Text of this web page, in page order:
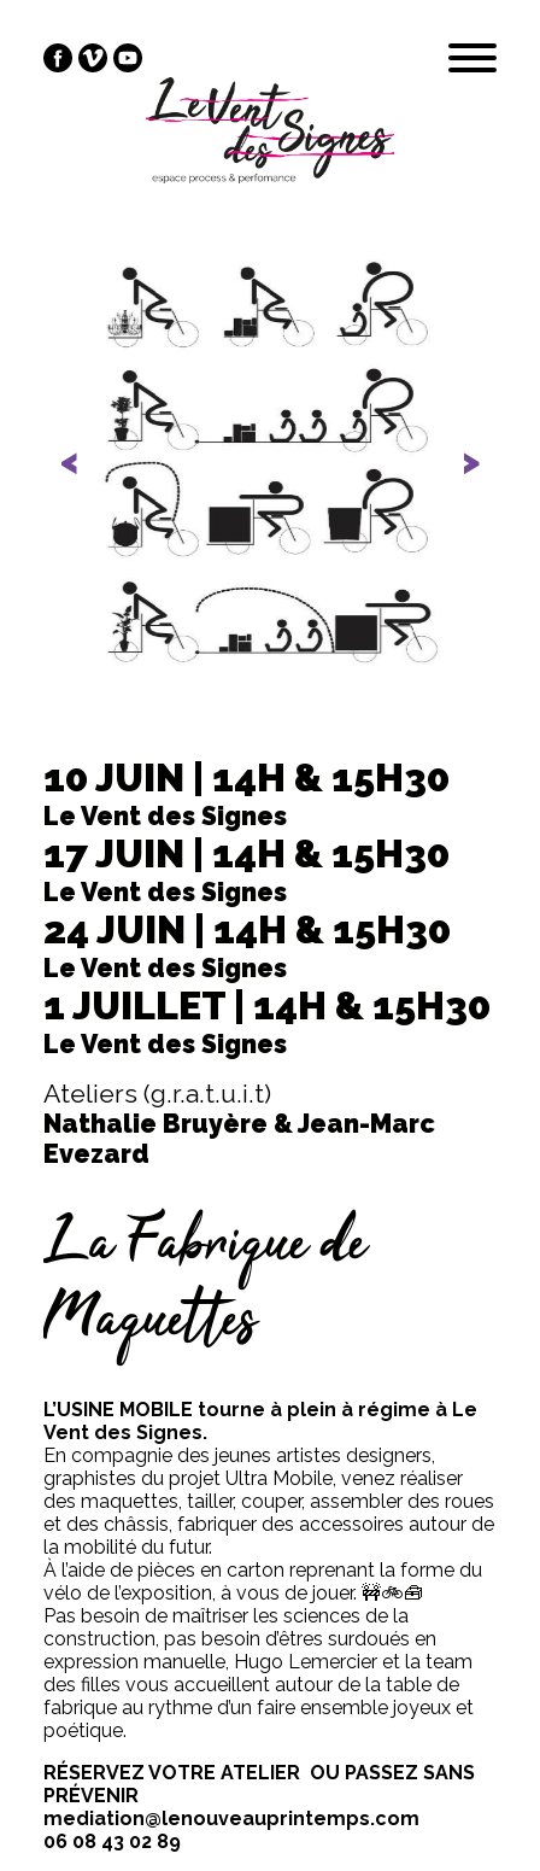
Previous
10 JUIN | 14H & 15H30
Le Vent des Signes
17 JUIN | 14H & 15H30
Le Vent des Signes
24 JUIN | 14H & 15H30
Le Vent des Signes
1 JUILLET | 14H & 15H30
Le Vent des Signes
Ateliers (g.r.a.t.u.i.t)
Nathalie Bruyère & Jean-Marc
Evezard
La Fabrique de
Maquettes
L’USINE MOBILE tourne à plein à régime à Le
Vent des Signes.
En compagnie des jeunes artistes designers,
graphistes du projet Ultra Mobile, venez réaliser
des maquettes, tailler, couper, assembler des roues
et des châssis, fabriquer des accessoires autour de
la mobilité du futur.
À l’aide de pièces en carton reprenant la forme du
vélo de l’exposition, à vous de jouer. 🚧🚲🧰
Pas besoin de maîtriser les sciences de la
construction, pas besoin d’êtres surdoués en
expression manuelle, Hugo Lemercier et la team
des filles vous accueillent autour de la table de
fabrique au rythme d’un faire ensemble joyeux et
poétique.
RÉSERVEZ VOTRE ATELIER OU PASSEZ SANS
PRÉVENIR
mediation@lenouveauprintemps.com
06 08 43 02 89